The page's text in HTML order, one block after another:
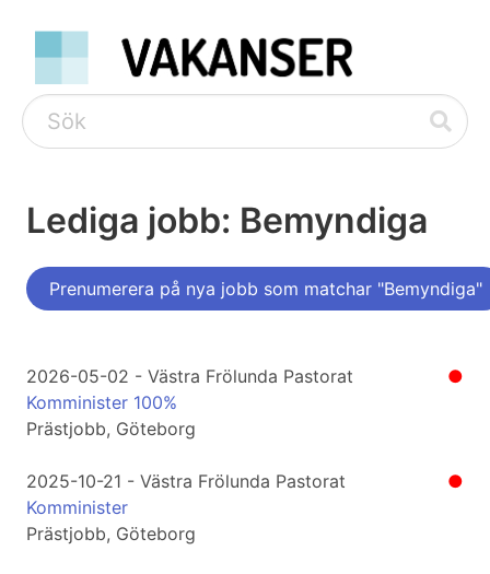
Lediga jobb: Bemyndiga
Prenumerera på nya jobb som matchar "Bemyndiga"
●
2026-05-02 - Västra Frölunda Pastorat
Komminister 100%
Prästjobb, Göteborg
●
2025-10-21 - Västra Frölunda Pastorat
Komminister
Prästjobb, Göteborg